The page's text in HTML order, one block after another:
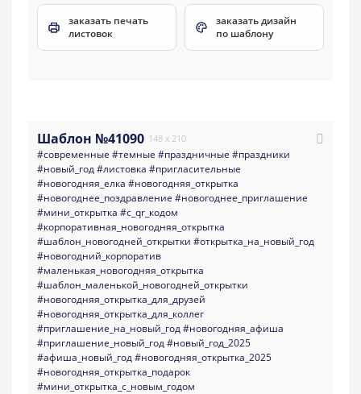
заказать печать
листовок
заказать дизайн
по шаблону
Шаблон №41090 148 x 210
#современные #темные #праздничные #праздники
#новый_год#листовка #пригласительные
#новогодняя_елка #новогодняя_открытка
#новогоднее_поздравление #новогоднее_приглашение
#мини_открытка #с_qr_кодом
#корпоративная_новогодняя_открытка
#шаблон_новогодней_открытки #открытка_на_новый_год
#новогодний_корпоратив
#маленькая_новогодняя_открытка
#шаблон_маленькой_новогодней_открытки
#новогодняя_открытка_для_друзей
#новогодняя_открытка_для_коллег
#приглашение_на_новый_год#новогодняя_афиша
#приглашение_новый_год#новый_год_2025
#афиша_новый_год#новогодняя_открытка_2025
#новогодняя_открытка_подарок
#мини_открытка_с_новым_годом